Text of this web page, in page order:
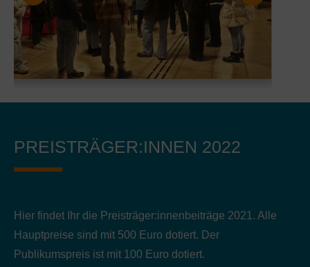
PREISTRÄGER:INNEN 2022
Hier findet Ihr die Preisträger:innenbeiträge 2021. Alle
Hauptpreise sind mit 500 Euro dotiert. Der
Publikumspreis ist mit 100 Euro dotiert.